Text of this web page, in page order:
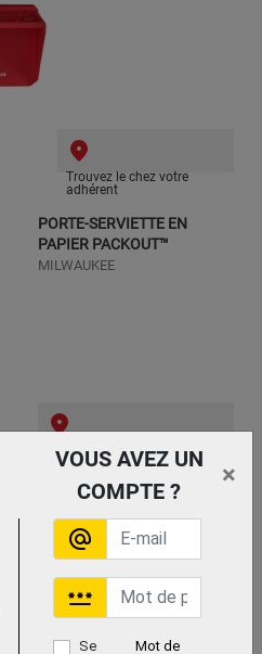
Trouvez le chez votre
adhérent
PORTE-SERVIETTE EN
PAPIER PACKOUT™
MILWAUKEE
Trouvez le chez votre adhérent
COFFRET LARGE
PACKOUT™
MILWAUKEE
VOUS AVEZ UN
COMPTE ?
×
alternate_email
password
Se
Mot de